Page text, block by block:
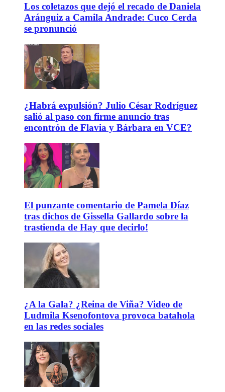
Los coletazos que dejó el recado de Daniela
Aránguiz a Camila Andrade: Cuco Cerda
se pronunció
¿Habrá expulsión? Julio César Rodríguez
salió al paso con firme anuncio tras
encontrón de Flavia y Bárbara en VCE?
El punzante comentario de Pamela Díaz
tras dichos de Gissella Gallardo sobre la
trastienda de Hay que decirlo!
¿A la Gala? ¿Reina de Viña? Video de
Ludmila Ksenofontova provoca batahola
en las redes sociales